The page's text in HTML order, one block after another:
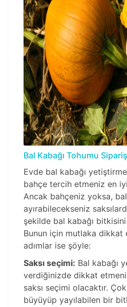
Bal Kabağı Tohumu
Evde bal kabağı
bahçe tercih etmeniz en
Ancak bahçeniz yoksa,
ayırabilecekseniz
şekilde bal kabağı
Bunun için mutlaka dikkat
adımlar ise şöyle:
Saksı seçimi: Bal kabağı
verdiğinizde dikkat
saksı seçimi olacaktır.
büyüyüp yayılabilen bir